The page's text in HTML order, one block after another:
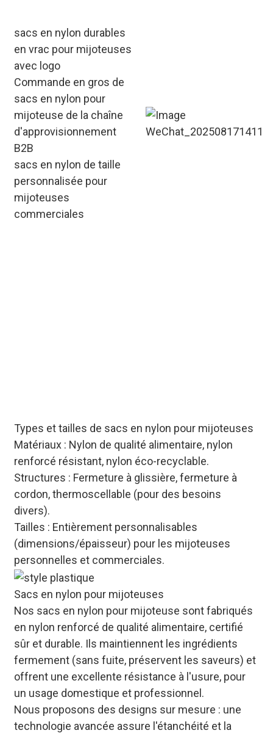
sacs en nylon durables
en vrac pour mijoteuses
avec logo
Commande en gros de
sacs en nylon pour
mijoteuse de la chaîne
d'approvisionnement
B2B
sacs en nylon de taille
personnalisée pour
mijoteuses
commerciales
Types et tailles de sacs en nylon pour mijoteuses
Matériaux : Nylon de qualité alimentaire, nylon
renforcé résistant, nylon éco-recyclable.
Structures : Fermeture à glissière, fermeture à
cordon, thermoscellable (pour des besoins
divers).
Tailles : Entièrement personnalisables
(dimensions/épaisseur) pour les mijoteuses
personnelles et commerciales.
Sacs en nylon pour mijoteuses
Nos sacs en nylon pour mijoteuse sont fabriqués
en nylon renforcé de qualité alimentaire, certifié
sûr et durable. Ils maintiennent les ingrédients
fermement (sans fuite, préservent les saveurs) et
offrent une excellente résistance à l'usure, pour
un usage domestique et professionnel.
Nous proposons des designs sur mesure : une
technologie avancée assure l'étanchéité et la